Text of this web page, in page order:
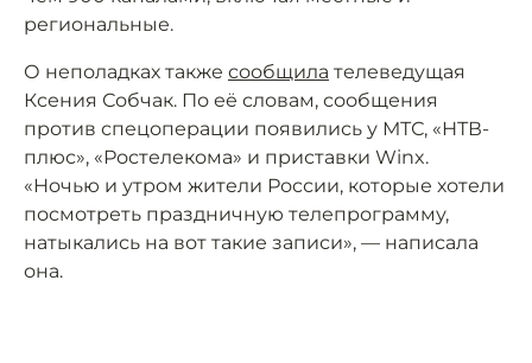
региональные.
О неполадках также сообщила телеведущая
Ксения Собчак. По её словам, сообщения
против спецоперации появились у МТС, «НТВ-
плюс», «Ростелекома» и приставки Winx.
«Ночью и утром жители России, которые хотели
посмотреть праздничную телепрограмму,
натыкались на вот такие записи», — написала
она.